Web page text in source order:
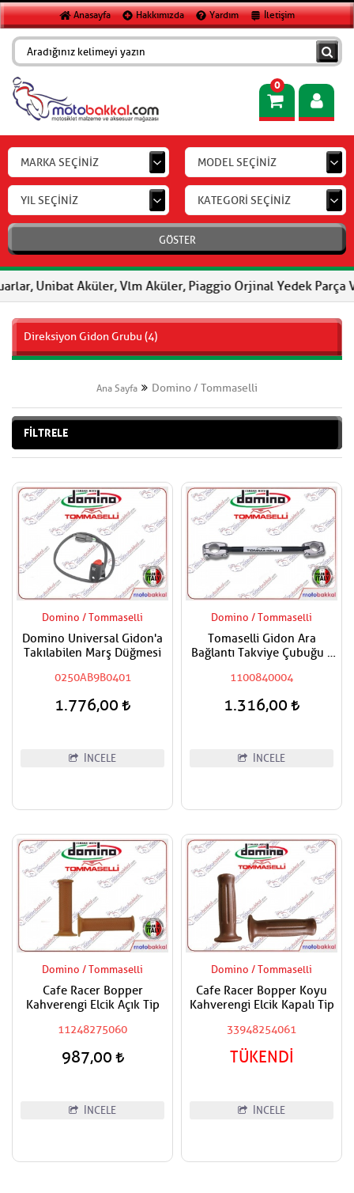
Anasayfa Hakkımızda Yardım İletişim
0
MARKA SEÇİNİZ MODEL SEÇİNİZ
YIL SEÇİNİZ KATEGORİ SEÇİNİZ
GÖSTER
Unibat Aküler, Vlm Aküler, Piaggio Orjinal Yedek Parça
Direksiyon Gidon Grubu (4)
Ana Sayfa Domino / Tommaselli
FİLTRELE
Domino / Tommaselli
Domino Universal Gidon'a
Takılabilen Marş Düğmesi
0250AB9B0401
1.776,00
İNCELE
Domino / Tommaselli
Tomaselli Gidon Ara
Bağlantı Takviye Çubuğu /
1100840004
1.316,00
İNCELE
Domino / Tommaselli
Cafe Racer Bopper
Kahverengi Elcik Açık Tip
11248275060
987,00
İNCELE
Domino / Tommaselli
Cafe Racer Bopper Koyu
Kahverengi Elcik Kapalı Tip
33948254061
TÜKENDİ
İNCELE